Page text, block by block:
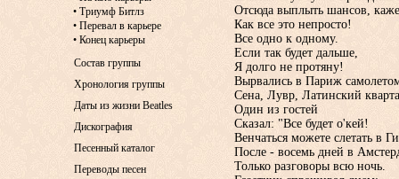
Отсюда выплыть шансов,
Как все это непросто!
Все одно к одному.
Если так будет дальше,
Я долго не протяну!
Вырвались в Париж
Сена, Лувр, Латинский
Один из гостей
Сказал: "Все будет о'кей!
Венчаться можете слетать в
После - восемь дней в
Только разговоры всю ночь.
• Триумф Битлз
• Перевал в карьере
• Конец карьеры
Состав группы
Хронология группы
Даты из жизни Beatles
Дискография
Песенный каталог
Переводы песен